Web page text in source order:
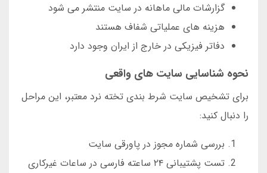
گزارشات مالی ماهانه در سایت منتشر می شود
هزینه های عملیاتی شفاف هستند
دفاتر فیزیکی در خارج از ایران وجود دارد
نحوه شناسایی سایت های واقعی
برای تشخیص سایت شرط بندی تخته نرد معتبر، این مراحل
را دنبال کنید:
بررسی شماره مجوز در پاورقی سایت
تست پشتیبانی ۲۴ ساعته فارسی در ساعات غیرکاری